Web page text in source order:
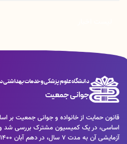
دانشگاه علوم پزشکی و خدمات بهداشتی
جوانی جمعیت
قانون حمایت از خانواده و جوانی جمعیت بر
اساسی، در یک کمیسیون مشترک بررسی شد
آزمایشی آن به مدت ۷ سال، در دهم آبان ۱۴۰۰ به تأیید شورای نگهبان رسید.